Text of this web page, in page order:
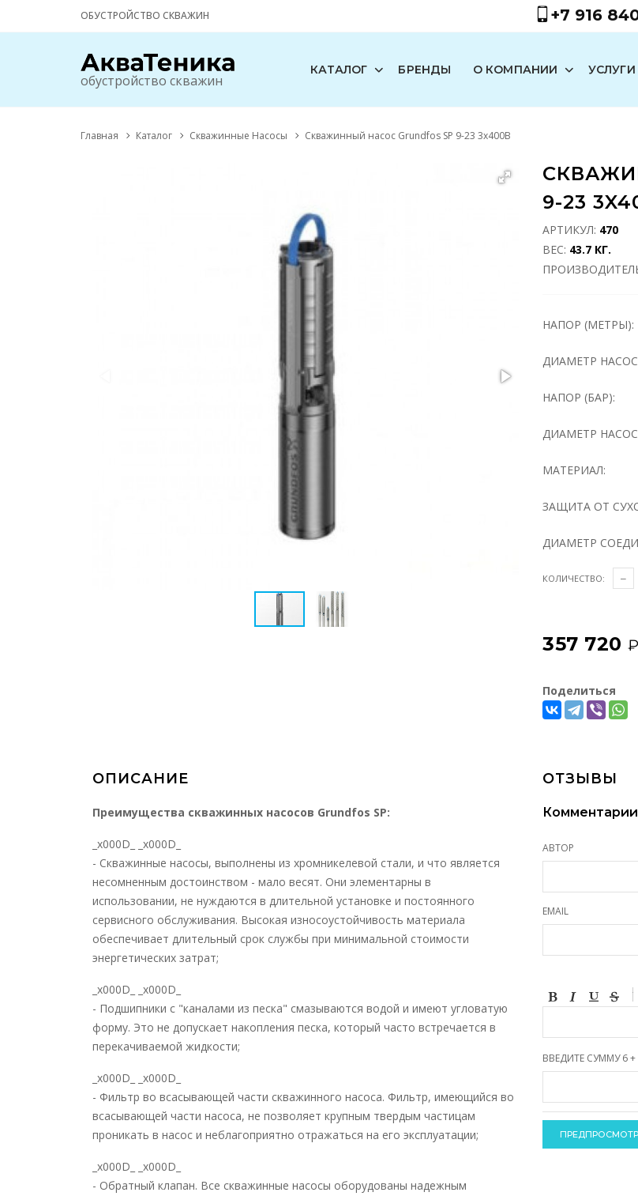
ОБУСТРОЙСТВО СКВАЖИН +7 916
обустройство скважин
КАТАЛОГ БРЕНДЫ О КОМПАНИИ УСЛУГИ
Главная Каталог Скважинные Насосы Скважинный насос Grundfos SP 9-23 3x400В
9-23
АРТИКУЛ: 470
ВЕС: 43.7 КГ.
НАПОР (МЕТРЫ):
ДИАМЕТР
НАПОР (БАР):
ДИАМЕТР
МАТЕРИАЛ:
ЗАЩИТА ОТ
ДИАМЕТР
КОЛИЧЕСТВО:
357 720
Поделиться
ОПИСАНИЕ
Преимущества скважинных насосов Grundfos SP:
_x000D_ _x000D_
- Скважинные насосы, выполнены из хромникелевой стали, и что является
несомненным достоинством - мало весят. Они элементарны в
использовании, не нуждаются в длительной установке и постоянного
сервисного обслуживания. Высокая износоустойчивость материала
обеспечивает длительный срок службы при минимальной стоимости
энергетических затрат;
_x000D_ _x000D_
- Подшипники с "каналами из песка" смазываются водой и имеют угловатую
форму. Это не допускает накопления песка, который часто встречается в
перекачиваемой жидкости;
_x000D_ _x000D_
- Фильтр во всасывающей части скважинного насоса. Фильтр, имеющийся во
всасывающей части насоса, не позволяет крупным твердым частицам
проникать в насос и неблагоприятно отражаться на его эксплуатации;
_x000D_ _x000D_
- Обратный клапан. Все скважинные насосы оборудованы надежным
ОТЗЫВЫ
АВТОР
EMAIL
-
-
-
-
-
-
ВВЕДИТЕ СУММУ 6 +